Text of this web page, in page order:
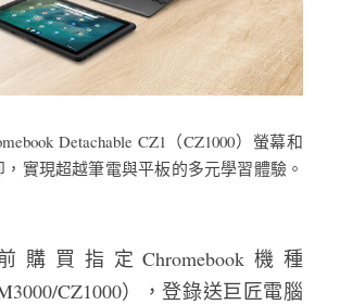
Detachable CZ1（CZ1000）螢幕和
實現超越筆電與平板的多元學習體驗。
購買指定Chromebook機種
CZ1000），登錄送巨匠電腦